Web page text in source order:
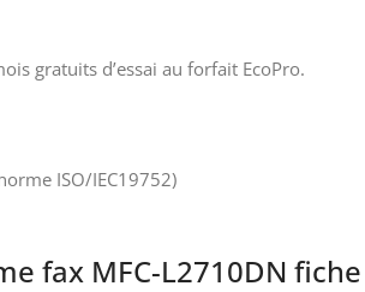
gratuits d’essai au forfait EcoPro.
ISO/IEC19752)
fax MFC-L2710DN